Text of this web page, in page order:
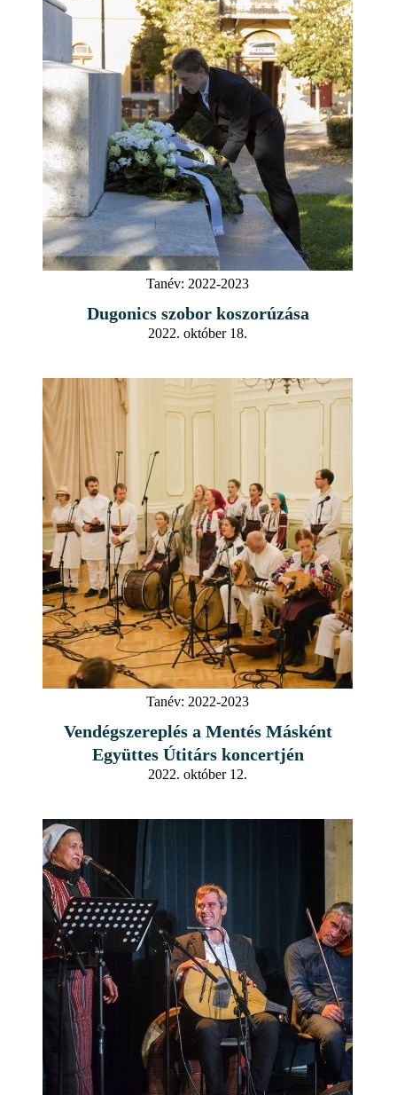
Tanév: 2022-2023
Dugonics szobor koszorúzása
2022. október 18.
Tanév: 2022-2023
Vendégszereplés a Mentés Másként
Együttes Útitárs koncertjén
2022. október 12.